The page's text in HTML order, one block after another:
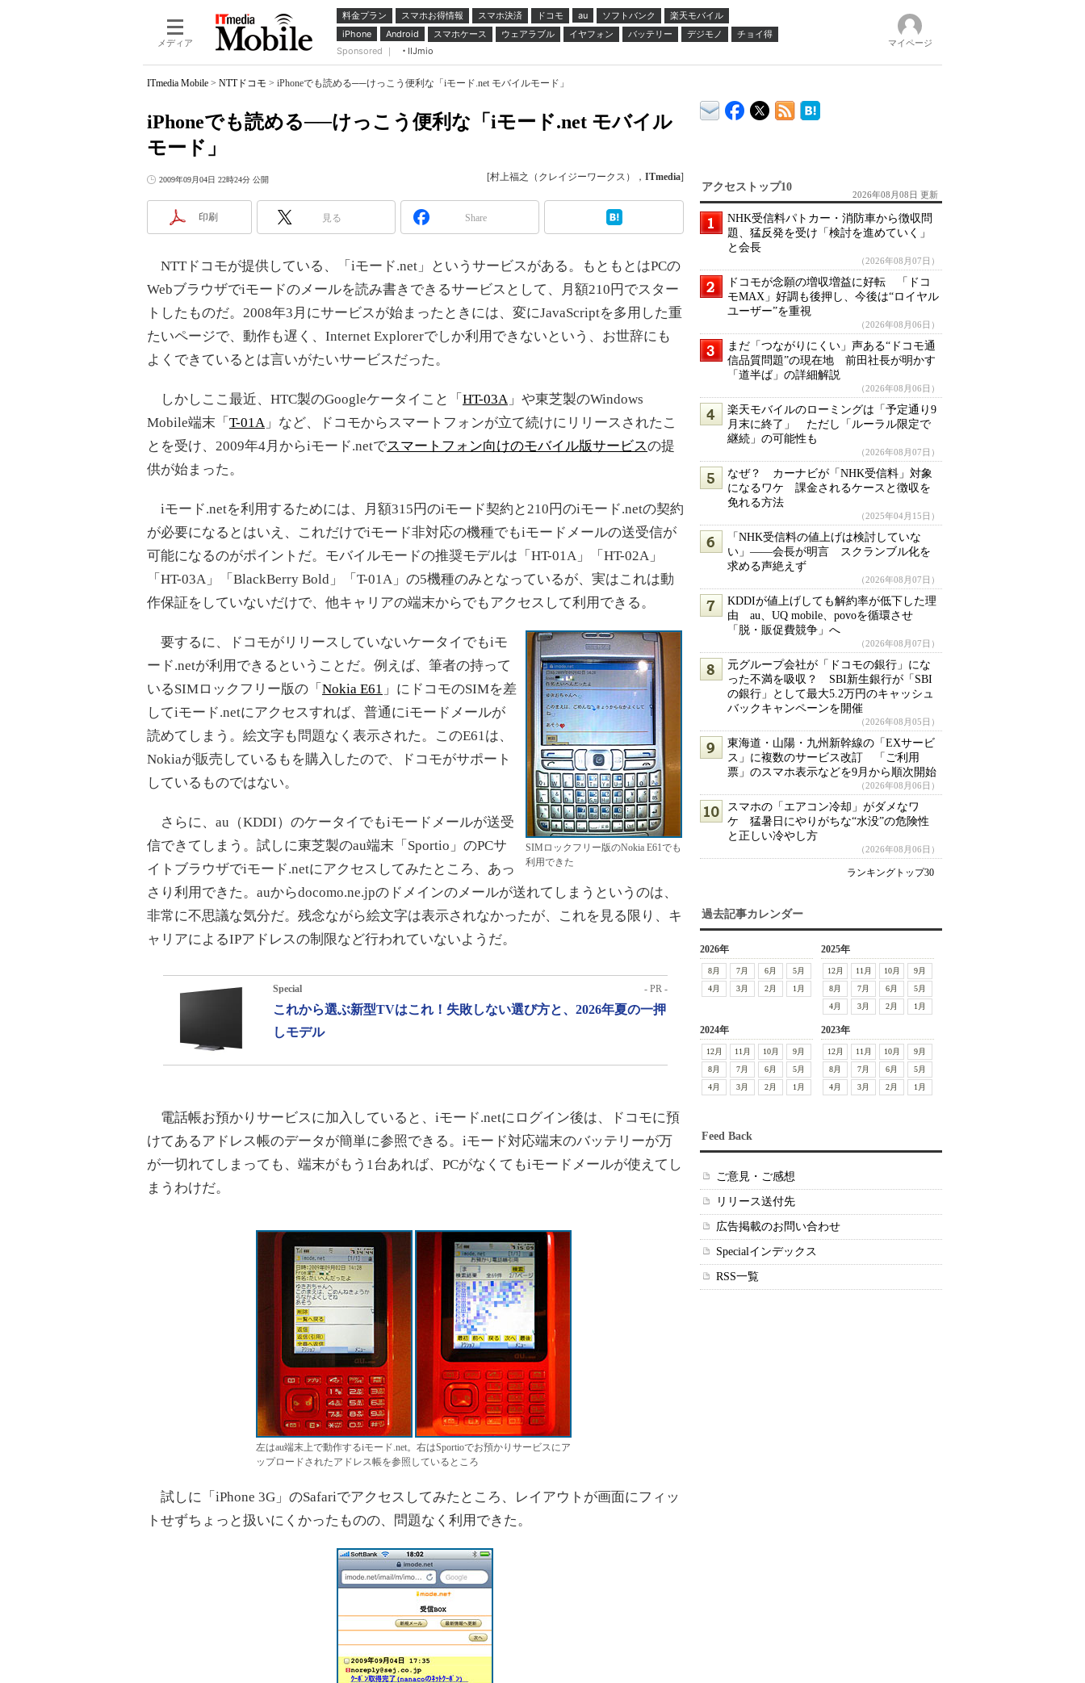
メディア
料金プラン スマホお得情報 スマホ決済 ドコモ au ソフトバンク
楽天モバイル
iPhone
Android スマホケース ウェアラブル イヤフォン バッテリー デジモノ
チョイ得
Sponsored ｜
IIJmio
マイページ
ITmedia Mobile > NTTドコモ > iPhoneでも読める──けっこう便利な「iモード.net モバイルモード」
iPhoneでも読める──けっこう便利な「iモード.net モバイル
モード」
2009年09月04日 22時24分 公開 [村上福之（クレイジーワークス）， ITmedia]
印刷 見る Share
NTTドコモが提供している、「iモード.net」というサービスがある。もともとはPCの
Webブラウザでiモードのメールを読み書きできるサービスとして、月額210円でスター
トしたものだ。2008年3月にサービスが始まったときには、変にJavaScriptを多用した重
たいページで、動作も遅く、Internet Explorerでしか利用できないという、お世辞にも
よくできているとは言いがたいサービスだった。
しかしここ最近、HTC製のGoogleケータイこと「 HT-03A 」や東芝製のWindows
Mobile端末「 T-01A 」など、ドコモからスマートフォンが立て続けにリリースされたこ
とを受け、2009年4月からiモード.netでスマートフォン向けのモバイル版サービスの提
供が始まった。
iモード.netを利用するためには、月額315円のiモード契約と210円のiモード.netの契約
が必要になるとはいえ、これだけでiモード非対応の機種でもiモードメールの送受信が
可能になるのがポイントだ。モバイルモードの推奨モデルは「HT-01A」「HT-02A」
「HT-03A」「BlackBerry Bold」「T-01A」の5機種のみとなっているが、実はこれは動
作保証をしていないだけで、他キャリアの端末からでもアクセスして利用できる。
SIMロックフリー版のNokia E61でも
利用できた
要するに、ドコモがリリースしていないケータイでもiモ
ード.netが利用できるということだ。例えば、筆者の持って
いるSIMロックフリー版の「 Nokia E61 」にドコモのSIMを差
してiモード.netにアクセスすれば、普通にiモードメールが
読めてしまう。絵文字も問題なく表示された。このE61は、
Nokiaが販売しているもを購入したので、ドコモがサポート
しているものではない。
さらに、au（KDDI）のケータイでもiモードメールが送受
信できてしまう。試しに東芝製のau端末「Sportio」のPCサ
イトブラウザでiモード.netにアクセスしてみたところ、あっ
さり利用できた。auからdocomo.ne.jpのドメインのメールが送れてしまうというのは、
非常に不思議な気分だ。残念ながら絵文字は表示されなかったが、これを見る限り、キ
ャリアによるIPアドレスの制限など行われていないようだ。
Special - PR -
これから選ぶ新型TVはこれ！失敗しない選び方と、2026年夏の一押
しモデル
電話帳お預かりサービスに加入していると、iモード.netにログイン後は、ドコモに預
けてあるアドレス帳のデータが簡単に参照できる。iモード対応端末のバッテリーが万
が一切れてしまっても、端末がもう1台あれば、PCがなくてもiモードメールが使えてし
まうわけだ。
左はau端末上で動作するiモード.net。右はSportioでお預かりサービスにア
ップロードされたアドレス帳を参照しているところ
試しに「iPhone 3G」のSafariでアクセスしてみたところ、レイアウトが画面にフィッ
トせずちょっと扱いにくかったものの、問題なく利用できた。
アクセストップ10
2026年08月08日 更新
NHK受信料パトカー・消防車から徴収問
題、猛反発を受け「検討を進めていく」
と会長
（2026年08月07日）
ドコモが念願の増収増益に好転 「ドコ
モMAX」好調も後押し、今後は“ロイヤル
ユーザー”を重視
（2026年08月06日）
まだ「つながりにくい」声ある“ドコモ通
信品質問題”の現在地 前田社長が明かす
「道半ば」の詳細解説
（2026年08月06日）
楽天モバイルのローミングは「予定通り9
月末に終了」 ただし「ルーラル限定で
継続」の可能性も
（2026年08月07日）
なぜ？ カーナビが「NHK受信料」対象
になるワケ 課金されるケースと徴収を
免れる方法
（2025年04月15日）
「NHK受信料の値上げは検討していな
い」――会長が明言 スクランブル化を
求める声絶えず
（2026年08月07日）
KDDIが値上げしても解約率が低下した理
由 au、UQ mobile、povoを循環させ
「脱・販促費競争」へ
（2026年08月07日）
元グループ会社が「ドコモの銀行」にな
った不満を吸収？ SBI新生銀行が「SBI
の銀行」として最大5.2万円のキャッシュ
バックキャンペーンを開催
（2026年08月05日）
東海道・山陽・九州新幹線の「EXサービ
ス」に複数のサービス改訂 「ご利用
票」のスマホ表示などを9月から順次開始
（2026年08月06日）
スマホの「エアコン冷却」がダメなワ
ケ 猛暑日にやりがちな“水没”の危険性
と正しい冷やし方
（2026年08月06日）
ランキングトップ30
過去記事カレンダー
2026年
8月 7月 6月
5月
4月
3月 2月 1月
2025年
12月 11月 10月
9月
8月
7月 6月
5月
4月
3月 2月 1月
2024年
12月 11月 10月
9月
8月
7月 6月
5月
4月
3月 2月 1月
2023年
12月 11月 10月
9月
8月
7月 6月
5月
4月
3月 2月 1月
Feed Back
ご意見・ご感想
リリース送付先
広告掲載のお問い合わせ
Specialインデックス
RSS一覧